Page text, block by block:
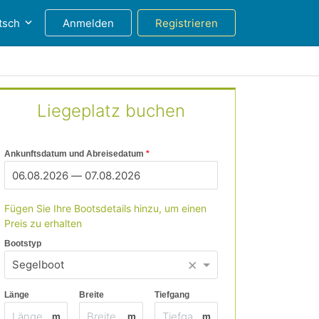
Anmelden Registrieren
Liegeplatz buchen
Ankunftsdatum und Abreisedatum
Fügen Sie Ihre Bootsdetails hinzu, um einen
Preis zu erhalten
Bootstyp
Segelboot ×
Länge
m
Breite
m
Tiefgang
m